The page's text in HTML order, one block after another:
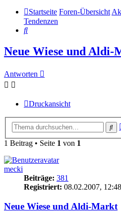
Startseite Foren-Übersicht
Tendenzen
Suche
Neue Wiese und Aldi-
Antworten
Druckansicht
1 Beitrag • Seite 1 von 1
mecki
Beiträge: 381
Registriert: 08.02.2007, 12:48
Neue Wiese und Aldi-Markt